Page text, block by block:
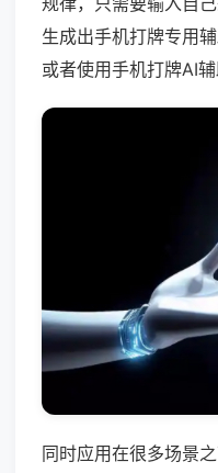
生成出手机打牌专用
或者使用手机打牌AI辅
同时应用在很多场景